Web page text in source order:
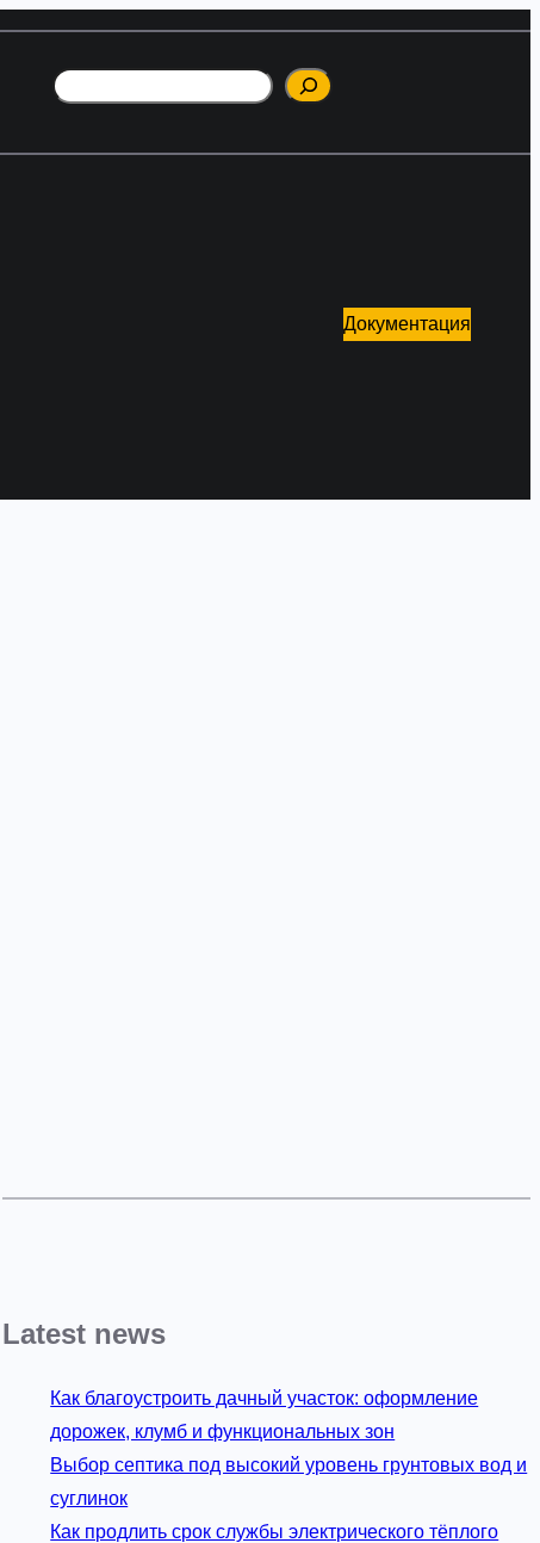
Поиск
Документация
Latest news
Как благоустроить дачный участок: оформление
дорожек, клумб и функциональных зон
Выбор септика под высокий уровень грунтовых вод и
суглинок
Как продлить срок службы электрического тёплого